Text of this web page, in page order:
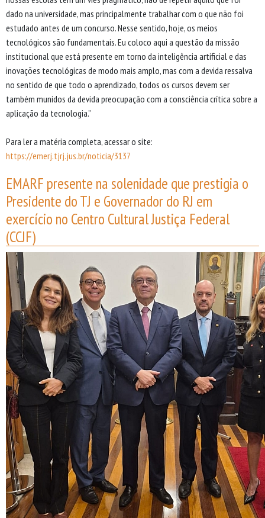
dado na universidade, mas principalmente trabalhar com o que não foi
estudado antes de um concurso. Nesse sentido, hoje, os meios
tecnológicos são fundamentais. Eu coloco aqui a questão da missão
institucional que está presente em torno da inteligência artificial e das
inovações tecnológicas de modo mais amplo, mas com a devida ressalva
no sentido de que todo o aprendizado, todos os cursos devem ser
também munidos da devida preocupação com a consciência crítica sobre a
aplicação da tecnologia.”
Para ler a matéria completa, acessar o site:
https://emerj.tjrj.jus.br/noticia/3137
EMARF presente na solenidade que prestigia o
Presidente do TJ e Governador do RJ em
exercício no Centro Cultural Justiça Federal
(CCJF)